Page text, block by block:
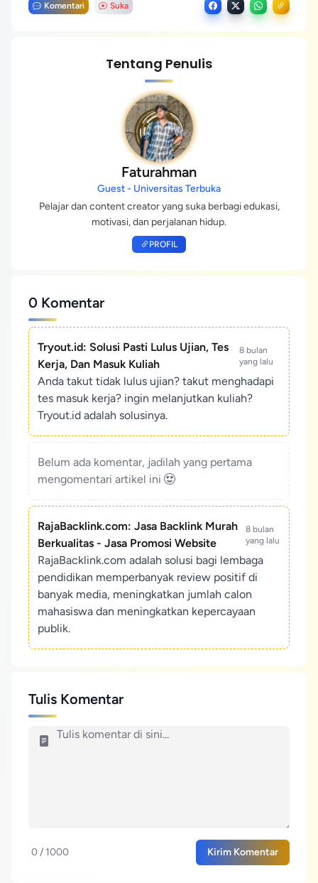
Komentari Suka
Tentang Penulis
Faturahman
Guest - Universitas Terbuka
Pelajar dan content creator yang suka berbagi edukasi,
motivasi, dan perjalanan hidup.
PROFIL
0 Komentar
Tryout.id: Solusi Pasti Lulus Ujian, Tes
Kerja, Dan Masuk Kuliah
8 bulan
yang lalu
Anda takut tidak lulus ujian? takut menghadapi
tes masuk kerja? ingin melanjutkan kuliah?
Tryout.id adalah solusinya.
Belum ada komentar, jadilah yang pertama
mengomentari artikel ini
RajaBacklink.com: Jasa Backlink Murah
Berkualitas - Jasa Promosi Website
8 bulan
yang lalu
RajaBacklink.com adalah solusi bagi lembaga
pendidikan memperbanyak review positif di
banyak media, meningkatkan jumlah calon
mahasiswa dan meningkatkan kepercayaan
publik.
Tulis Komentar
0 / 1000 Kirim Komentar